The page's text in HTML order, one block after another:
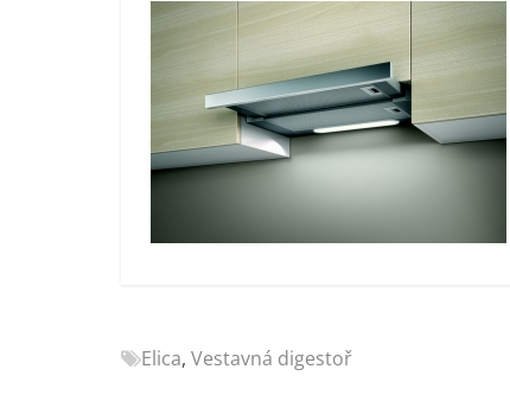
notebooky,
mobilní
telefony,
kávovary,
Nejlepší
Elica, Vestavná digestoř